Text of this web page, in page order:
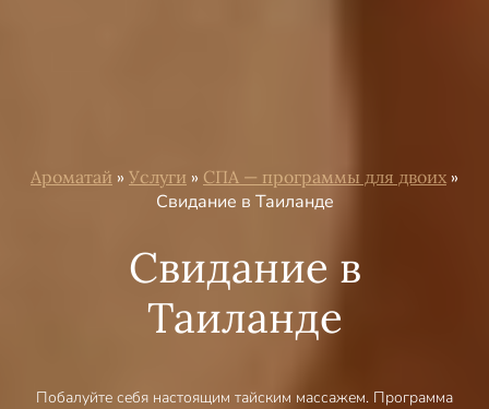
Ароматай » Услуги » СПА — программы для двоих »
Свидание в Таиланде
Свидание в
Таиланде
Побалуйте себя настоящим тайским массажем. Программа